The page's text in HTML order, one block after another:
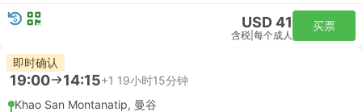
USD 41
含税 每个成人
买票
即时确认
19:00 14:15+1 19小时15分钟
Khao San Montanatip, 曼谷